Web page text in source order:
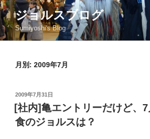
コ
ン
テ
ン
ジョルスブログ
Sumiyoshi's Blog
月別: 2009年7月
投
稿
日:
2009年7月31日
[社内]亀エントリーだけど、7
食のジョルスは？